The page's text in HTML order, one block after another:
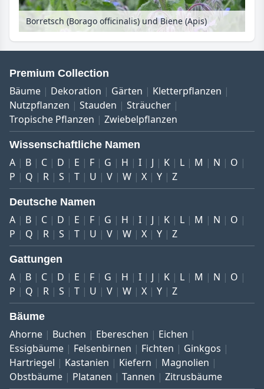
Borretsch (Borago officinalis) und Biene (Apis)
Premium Collection
Bäume Dekoration Gärten
Kletterpflanzen
Nutzpflanzen
Stauden
Sträucher
Tropische Pflanzen
Zwiebelpflanzen
Wissenschaftliche Namen
A B C D E F G H I J K L M N
O
P
Q R S T U V W X Y Z
Deutsche Namen
A B C D E F G H I J K L M N
O
P
Q R S T U V W X Y Z
Gattungen
A B C D E F G H I J K L M N
O
P
Q R S T U V W X Y Z
Bäume
Ahorne Buchen Ebereschen
Eichen
Essigbäume
Felsenbirnen Fichten
Ginkgos
Hartriegel
Kastanien Kiefern
Magnolien
Obstbäume
Platanen Tannen Zitrusbäume